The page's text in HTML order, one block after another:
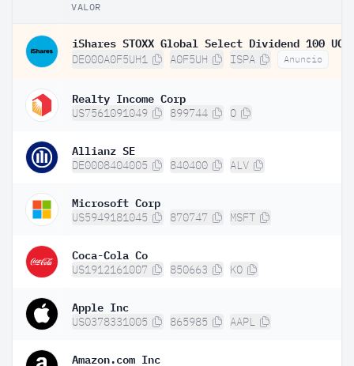
VALOR
DE000A0F5UH1 A0F5UH ISPA Anuncio
Realty Income Corp
US7561091049 899744 O
Allianz SE
DE0008404005 840400 ALV
Microsoft Corp
US5949181045 870747 MSFT
Coca-Cola Co
US1912161007 850663 KO
Apple Inc
US0378331005 865985 AAPL
Amazon.com Inc